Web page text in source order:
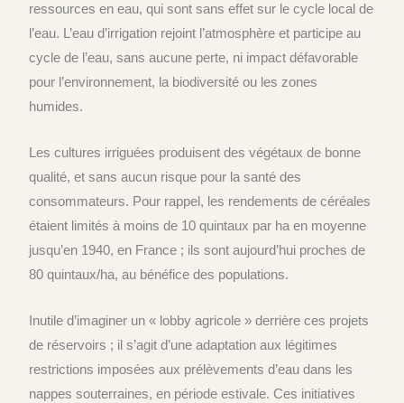
ressources en eau, qui sont sans effet sur le cycle local de
l’eau. L’eau d’irrigation rejoint l’atmosphère et participe au
cycle de l’eau, sans aucune perte, ni impact défavorable
pour l’environnement, la biodiversité ou les zones
humides.
Les cultures irriguées produisent des végétaux de bonne
qualité, et sans aucun risque pour la santé des
consommateurs. Pour rappel, les rendements de céréales
étaient limités à moins de 10 quintaux par ha en moyenne
jusqu’en 1940, en France ; ils sont aujourd’hui proches de
80 quintaux/ha, au bénéfice des populations.
Inutile d’imaginer un « lobby agricole » derrière ces projets
de réservoirs ; il s’agit d’une adaptation aux légitimes
restrictions imposées aux prélèvements d’eau dans les
nappes souterraines, en période estivale. Ces initiatives